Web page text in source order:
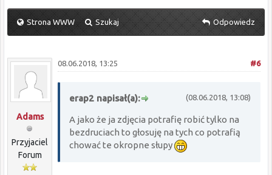
Strona WWW Szukaj Odpowiedz
Adams
Przyjaciel
Forum
#6
08.06.2018, 13:25
(08.06.2018, 13:08)
erap2 napisał(a):
A jako że ja zdjęcia potrafię robić tylko na
bezdruciach to głosuję na tych co potrafią
chować te okropne słupy